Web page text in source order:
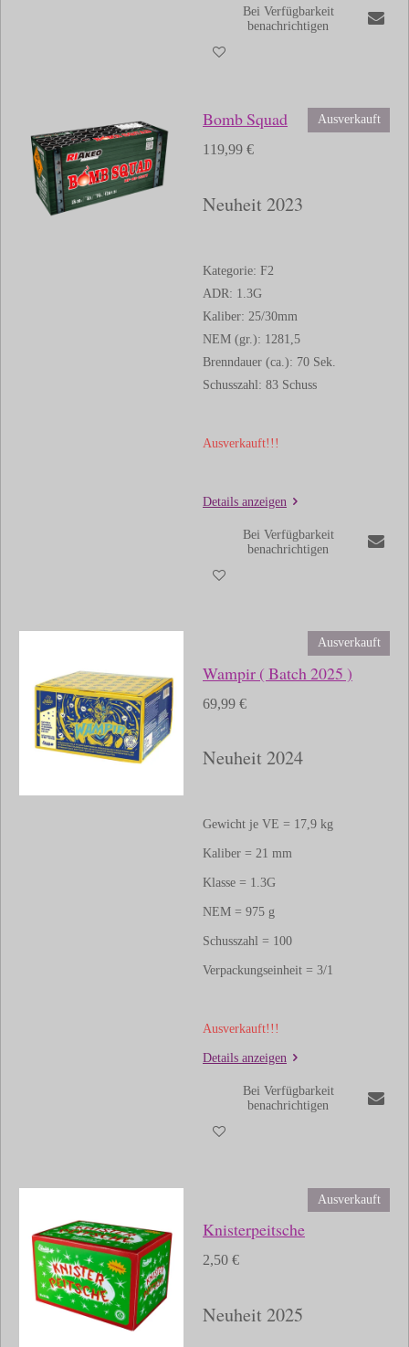
Bei Verfügbarkeit
benachrichtigen
Ausverkauft
Bomb Squad
119,99 €
Neuheit 2023
Kategorie: F2
ADR: 1.3G
Kaliber: 25/30mm
NEM (gr.): 1281,5
Brenndauer (ca.): 70 Sek.
Schusszahl: 83 Schuss
Ausverkauft!!!
Details anzeigen
Bei Verfügbarkeit
benachrichtigen
Ausverkauft
Wampir ( Batch 2025 )
69,99 €
Neuheit 2024
Gewicht je VE = 17,9 kg
Kaliber = 21 mm
Klasse = 1.3G
NEM = 975 g
Schusszahl = 100
Verpackungseinheit = 3/1
Ausverkauft!!!
Details anzeigen
Bei Verfügbarkeit
benachrichtigen
Ausverkauft
Knisterpeitsche
2,50 €
Neuheit 2025